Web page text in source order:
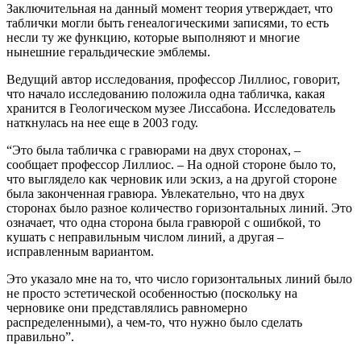
Заключительная на данный момент теория утверждает, что
таблички могли быть генеалогическими записями, то есть
несли ту же функцию, которые выполняют и многие
нынешние геральдические эмблемы.
Ведущий автор исследования, профессор Лиллиос, говорит,
что начало исследованию положила одна табличка, какая
хранится в Геологическом музее Лиссабона. Исследователь
наткнулась на нее еще в 2003 году.
“Это была табличка с гравюрами на двух сторонах, –
сообщает профессор Лиллиос. – На одной стороне было то,
что выглядело как черновик или эскиз, а на другой стороне
была законченная гравюра. Увлекательно, что на двух
сторонах было разное количество горизонтальных линий. Это
означает, что одна сторона была гравюрой с ошибкой, то
кушать с неправильным числом линий, а другая –
исправленным вариантом.
Это указало мне на то, что число горизонтальных линий было
не просто эстетической особенностью (поскольку на
черновике они представлялись равномерно
распределенными), а чем-то, что нужно было сделать
правильно”.